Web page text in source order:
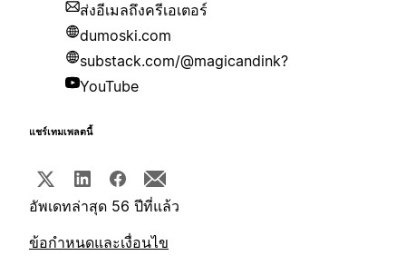
ส่งอีเมลถึงครีเอเตอร์
dumoski.com
substack.com/@magicandink?
YouTube
แชร์เทมเพลตนี้
อัพเดทล่าสุด 56 ปีที่แล้ว
ข้อกำหนดและเงื่อนไข